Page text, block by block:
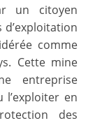
un citoyen
comme
Cette mine
entreprise
l’exploiter en
des